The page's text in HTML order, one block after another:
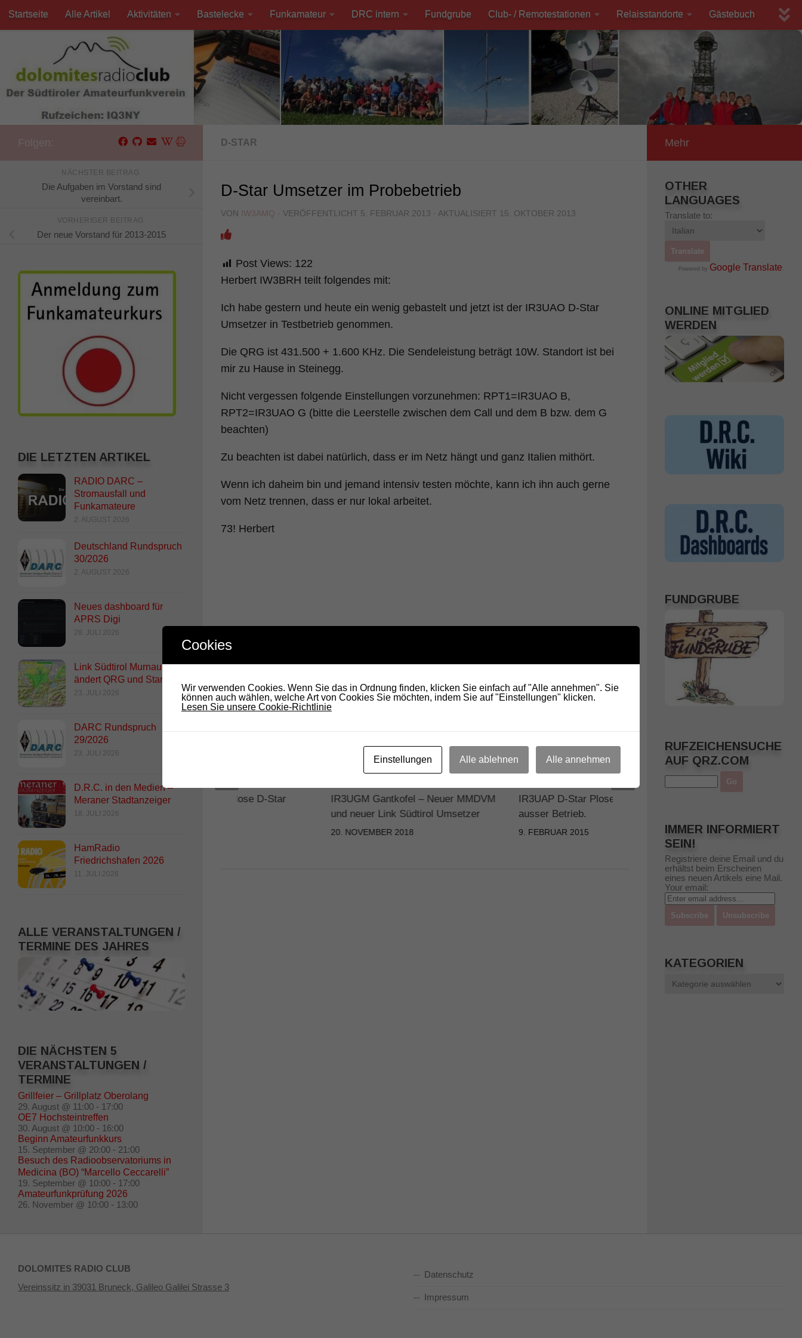
Unter dem Inhalt
Startseite Alle Artikel Aktivitäten Bastelecke Funkamateur DRC intern Fundgrube Club- / Remotestationen Relaisstandorte Gästebuch
D-STAR
D-Star Umsetzer im Probebetrieb
VON IW3AMQ · VERÖFFENTLICHT 5. FEBRUAR 2013 · AKTUALISIERT 15. OKTOBER 2013
Post Views: 122
Herbert IW3BRH teilt folgendes mit:
Ich habe gestern und heute ein wenig gebastelt und jetzt ist der IR3UAO D-Star
Umsetzer in Testbetrieb genommen.
Die QRG ist 431.500 + 1.600 KHz. Die Sendeleistung beträgt 10W. Standort ist bei
mir zu Hause in Steinegg.
Nicht vergessen folgende Einstellungen vorzunehmen: RPT1=IR3UAO B,
RPT2=IR3UAO G (bitte die Leerstelle zwischen dem Call und dem B bzw. dem G
beachten)
Zu beachten ist dabei natürlich, dass er im Netz hängt und ganz Italien mithört.
Wenn ich daheim bin und jemand intensiv testen möchte, kann ich ihn auch gerne
vom Netz trennen, dass er nur lokal arbeitet.
73! Herbert
IR3UGM Gantkofel – Neuer MMDVM
und neuer Link Südtirol Umsetzer
20. NOVEMBER 2018
IR3UAP D-Star Plose vorübergehend
ausser Betrieb.
9. FEBRUAR 2015
Staffelsee
R-1alfa, IR3UAP – Plose D-Star
NÄCHSTER BEITRAG
Die Aufgaben im Vorstand sind
vereinbart.
VORHERIGER BEITRAG
Der neue Vorstand für 2013-2015
DIE LETZTEN ARTIKEL
RADIO DARC –
Stromausfall und
Funkamateure
2. AUGUST 2026
Deutschland Rundspruch
30/2026
2. AUGUST 2026
Neues dashboard für
APRS Digi
28. JULI 2026
Link Südtirol Murnau Süd
ändert QRG und Standort
23. JULI 2026
DARC Rundspruch
29/2026
23. JULI 2026
D.R.C. in den Medien –
Meraner Stadtanzeiger
18. JULI 2026
HamRadio
Friedrichshafen 2026
11. JULI 2026
ALLE VERANSTALTUNGEN /
TERMINE DES JAHRES
DIE NÄCHSTEN 5
VERANSTALTUNGEN /
TERMINE
Grillfeier – Grillplatz Oberolang
29. August @ 11:00 - 17:00
OE7 Hochsteintreffen
30. August @ 10:00 - 16:00
Beginn Amateurfunkkurs
15. September @ 20:00 - 21:00
Besuch des Radioobservatoriums in
Medicina (BO) “Marcello Ceccarelli”
19. September @ 10:00 - 17:00
Amateurfunkprüfung 2026
26. November @ 10:00 - 13:00
Mehr
OTHER
LANGUAGES
Translate to:
Powered by Google Translate .
ONLINE MITGLIED
WERDEN
FUNDGRUBE
RUFZEICHENSUCHE
AUF QRZ.COM
IMMER INFORMIERT
SEIN!
Registriere deine Email und du
erhältst beim Erscheinen
eines neuen Artikels eine Mail.
Your email:
KATEGORIEN
DOLOMITES RADIO CLUB
Vereinssitz in 39031 Bruneck, Galileo Galilei Strasse 3
Datenschutz
Impressum
Cookies
Wir verwenden Cookies. Wenn Sie das in Ordnung finden, klicken Sie einfach auf "Alle annehmen". Sie
können auch wählen, welche Art von Cookies Sie möchten, indem Sie auf "Einstellungen" klicken.
Lesen Sie unsere Cookie-Richtlinie
Einstellungen Alle ablehnen Alle annehmen